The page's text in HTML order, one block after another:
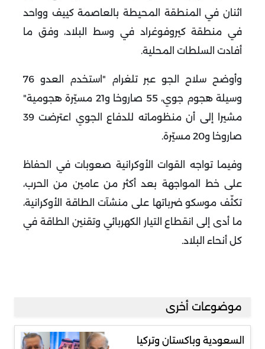
اثنان في المنطقة المحيطة بالعاصمة كييف وواحد
في منطقة كيروفوغراد في وسط البلاد، وفق ما
أفادت السلطات المحلية.
وأوضح سلاح الجو عبر تلغرام "استخدم العدو 76
وسيلة هجوم جوي، 55 صاروخا و21 مسيّرة هجومية"
مشيرا إلى أن منظوماته للدفاع الجوي اعترضت 39
صاروخا و20 مسيّرة.
وفيما تواجه القوات الأوكرانية صعوبات في الحفاظ
على خط المواجهة بعد أكثر من عامين من الحرب،
تكثّف موسكو ضرباتها على منشآت الطاقة الأوكرانية،
ما أدى إلى انقطاع التيار الكهربائي وتقنين الطاقة في
كل أنحاء البلاد.
موضوعات أخرى
السعودية وباكستان وتركيا